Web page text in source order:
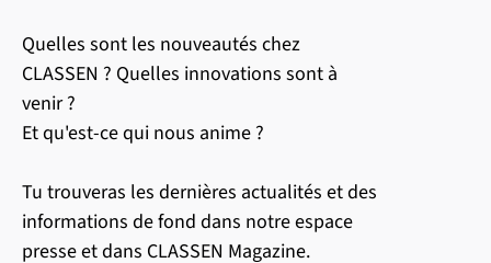
Quelles sont les nouveautés chez
CLASSEN ? Quelles innovations sont à
venir ?
Et qu'est-ce qui nous anime ?
Tu trouveras les dernières actualités et des
informations de fond dans notre espace
presse et dans CLASSEN Magazine.